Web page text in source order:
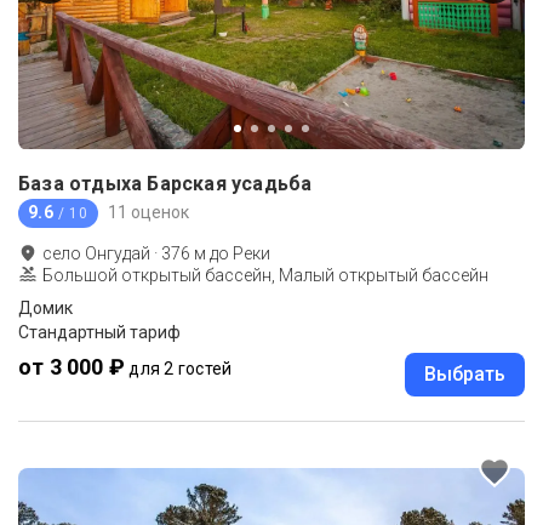
База отдыха Барская усадьба
9.6 / 10 11 оценок
село Онгудай · 376 м до Реки
Большой открытый бассейн, Малый открытый бассейн
Домик
Стандартный тариф
от 3 000 ₽ для 2 гостей Выбрать